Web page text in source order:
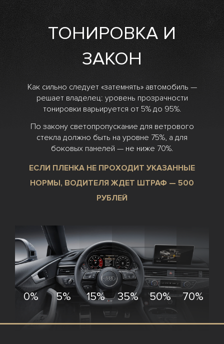
ТОНИРОВКА И
ЗАКОН
Как сильно следует «затемнять» автомобиль —
решает владелец: уровень прозрачности
тонировки варьируется от 5% до 95%.
По закону светопропускание для ветрового
стекла должно быть на уровне 75%, а для
боковых панелей — не ниже 70%.
ЕСЛИ ПЛЕНКА НЕ ПРОХОДИТ УКАЗАННЫЕ
НОРМЫ, ВОДИТЕЛЯ ЖДЕТ ШТРАФ — 500
РУБЛЕЙ
0% 5% 15% 35% 50% 70%